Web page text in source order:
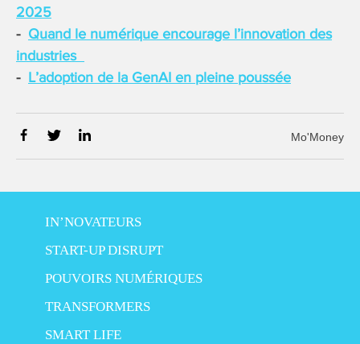
2025
Quand le numérique encourage l’innovation des
industries
L’adoption de la GenAI en pleine poussée
Mo'Money
IN’NOVATEURS
START-UP DISRUPT
POUVOIRS NUMÉRIQUES
TRANSFORMERS
SMART LIFE